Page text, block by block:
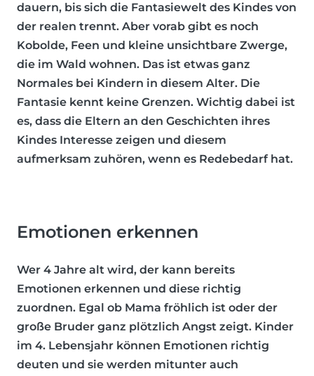
dauern, bis sich die Fantasiewelt des Kindes von
der realen trennt. Aber vorab gibt es noch
Kobolde, Feen und kleine unsichtbare Zwerge,
die im Wald wohnen. Das ist etwas ganz
Normales bei Kindern in diesem Alter. Die
Fantasie kennt keine Grenzen. Wichtig dabei ist
es, dass die Eltern an den Geschichten ihres
Kindes Interesse zeigen und diesem
aufmerksam zuhören, wenn es Redebedarf hat.
Emotionen erkennen
Wer 4 Jahre alt wird, der kann bereits
Emotionen erkennen und diese richtig
zuordnen. Egal ob Mama fröhlich ist oder der
große Bruder ganz plötzlich Angst zeigt. Kinder
im 4. Lebensjahr können Emotionen richtig
deuten und sie werden mitunter auch